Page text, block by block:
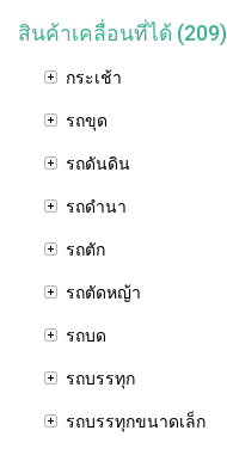
สินค้าเคลื่อนที่ได้ (209)
กระเช้า
รถขุด
รถดันดิน
รถดำนา
รถตัก
รถตัดหญ้า
รถบด
รถบรรทุก
รถบรรทุกขนาดเล็ก